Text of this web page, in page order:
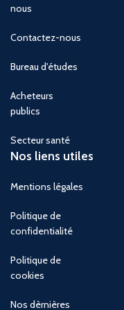
nous
Contactez-nous
Bureau d'études
Acheteurs
publics
Secteur santé
Nos liens utiles
Mentions légales
Politique de
confidentialité
Politique de
cookies
Nos dèrnières